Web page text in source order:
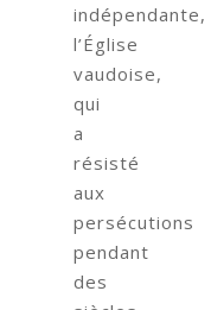
indépendante,
l’Église
vaudoise,
qui
a
résisté
aux
persécutions
pendant
des